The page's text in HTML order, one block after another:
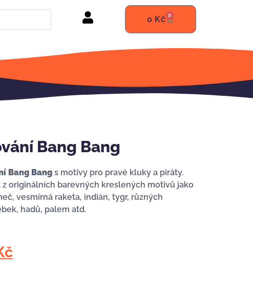
0 Kč 0
Bang Bang
Bang Bang s motivy pro pravé kluky a piráty.
z originálních barevných kreslených motivů jako
vesmírná raketa, indián, tygr, různých
hadů, palem atd.